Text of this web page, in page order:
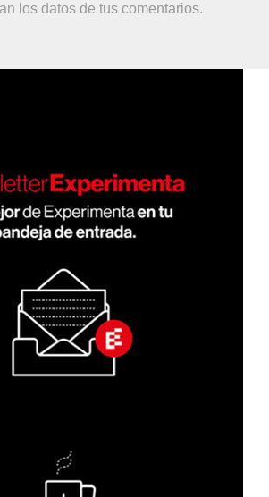
los datos de tus comentarios.